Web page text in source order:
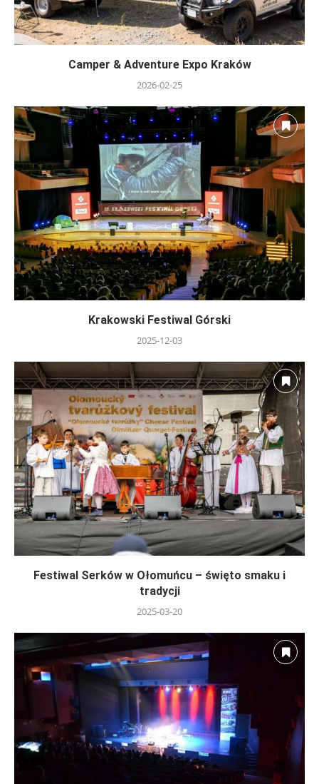
Camper & Adventure Expo Kraków
2026-02-25
Krakowski Festiwal Górski
2025-12-03
Festiwal Serków w Ołomuńcu – święto smaku i
tradycji
2025-03-20